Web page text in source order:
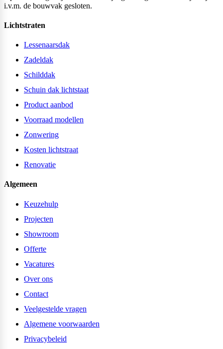
i.v.m. de bouwvak gesloten.
Lichtstraten
Lessenaarsdak
Zadeldak
Schilddak
Schuin dak lichtstaat
Product aanbod
Voorraad modellen
Zonwering
Kosten lichtstraat
Renovatie
Algemeen
Keuzehulp
Projecten
Showroom
Offerte
Vacatures
Over ons
Contact
Veelgestelde vragen
Algemene voorwaarden
Privacybeleid